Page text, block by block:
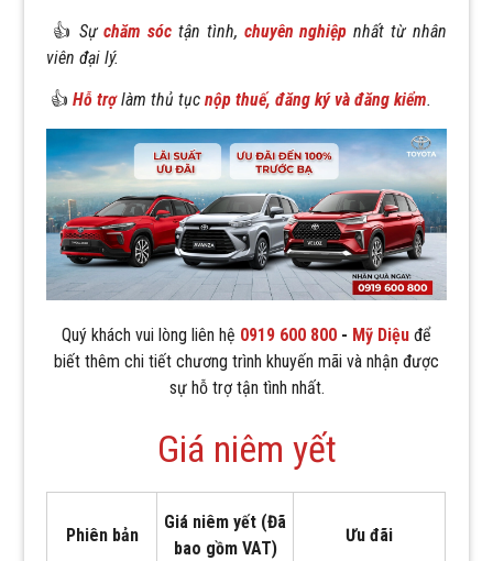
👍 Sự chăm sóc tận tình, chuyên nghiệp nhất từ nhân
viên đại lý.
👍 Hỗ trợ làm thủ tục nộp thuế, đăng ký và đăng kiểm.
Quý khách vui lòng liên hệ 0919 600 800 - Mỹ Diệu để
biết thêm chi tiết chương trình khuyến mãi và nhận được
sự hỗ trợ tận tình nhất.
Giá niêm yết
Phiên bản
Giá niêm yết (Đã
bao gồm VAT)
Ưu đãi